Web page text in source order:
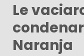
Le
Naranja